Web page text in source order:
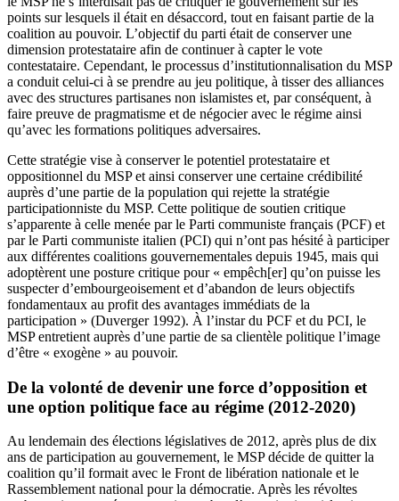
points sur lesquels il était en désaccord, tout en faisant partie de la
coalition au pouvoir. L’objectif du parti était de conserver une
dimension protestataire afin de continuer à capter le vote
contestataire. Cependant, le processus d’institutionnalisation du MSP
a conduit celui-ci à se prendre au jeu politique, à tisser des alliances
avec des structures partisanes non islamistes et, par conséquent, à
faire preuve de pragmatisme et de négocier avec le régime ainsi
qu’avec les formations politiques adversaires.
Cette stratégie vise à conserver le potentiel protestataire et
oppositionnel du MSP et ainsi conserver une certaine crédibilité
auprès d’une partie de la population qui rejette la stratégie
participationniste du MSP. Cette politique de soutien critique
s’apparente à celle menée par le Parti communiste français (PCF) et
par le Parti communiste italien (PCI) qui n’ont pas hésité à participer
aux différentes coalitions gouvernementales depuis 1945, mais qui
adoptèrent une posture critique pour « empêch[er] qu’on puisse les
suspecter d’embourgeoisement et d’abandon de leurs objectifs
fondamentaux au profit des avantages immédiats de la
participation » (Duverger 1992). À l’instar du PCF et du PCI, le
MSP entretient auprès d’une partie de sa clientèle politique l’image
d’être « exogène » au pouvoir.
De la volonté de devenir une force d’opposition et
une option politique face au régime (2012-2020)
Au lendemain des élections législatives de 2012, après plus de dix
ans de participation au gouvernement, le MSP décide de quitter la
coalition qu’il formait avec le Front de libération nationale et le
Rassemblement national pour la démocratie. Après les révoltes